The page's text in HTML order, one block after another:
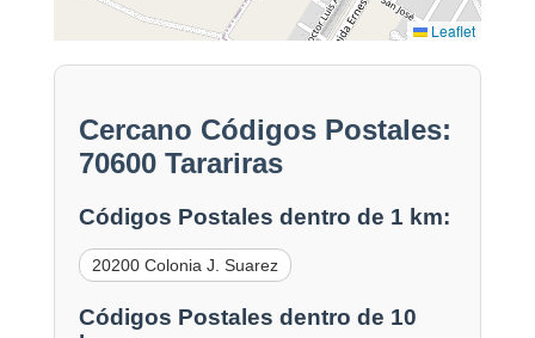
Leaflet
Cercano Códigos Postales:
70600 Tarariras
Códigos Postales dentro de 1 km:
20200 Colonia J. Suarez
Códigos Postales dentro de 10